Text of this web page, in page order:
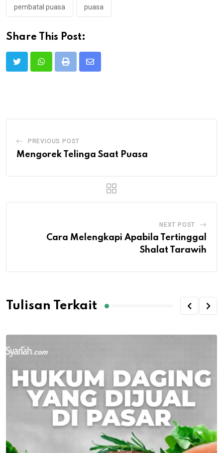
pembatal puasa puasa
Share This Post:
Print
Share
PREVIOUS POST
Mengorek Telinga Saat Puasa
NEXT POST
Cara Melengkapi Apabila Tertinggal
Shalat Tarawih
Tulisan Terkait